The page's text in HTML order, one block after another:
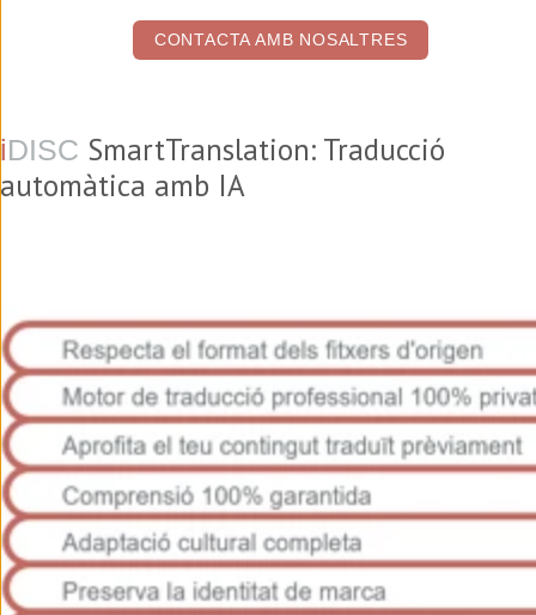
CONTACTA AMB NOSALTRES
iDISC SmartTranslation: Traducció
automàtica amb IA